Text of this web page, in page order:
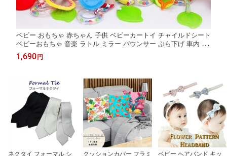
ベビー おもちゃ 赤ちゃん 子供 ベビーカートイ チャイルドシート
ベビーおもちゃ 音楽 ラトル ミラー バウンサー ぶら下げ 車内 モ
ンテッソーリ ハンギングトイ 歯固め アニマル ぬいぐるみ 出産祝
い 誕生日 新生児 0歳 1歳 2歳 プレゼント bt-002
1,690 円
ネクタイ フォーマル シ
クッションカバー フラミ
ベビー ヘアバンド キッ